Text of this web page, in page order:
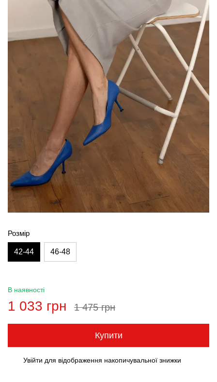
Розмір
42-44 46-48
В наявності
1 033 грн 1 475 грн
Купити
Увійти для відображення накопичувальної знижки